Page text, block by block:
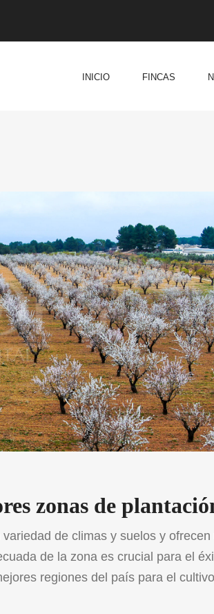
INICIO FINCAS
zonas de
de climas y suelos y ofrecen
de la zona es crucial para el
regiones del país para el